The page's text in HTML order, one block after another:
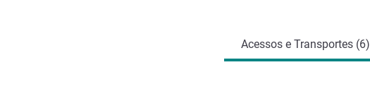
Acessos e Transportes (6)